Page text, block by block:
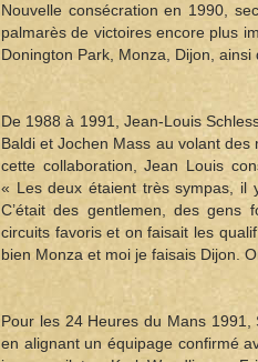
Nouvelle consécration en 1990,
palmarès de victoires encore plus
Donington Park, Monza, Dijon, ainsi
De 1988 à 1991, Jean-Louis
Baldi et Jochen Mass au volant
cette collaboration, Jean Louis
« Les deux étaient très sympas, il
C’était des gentlemen, des gens
circuits favoris et on faisait les
bien Monza et moi je faisais Dijon.
Pour les 24 Heures du Mans 1991,
en alignant un équipage confirmé